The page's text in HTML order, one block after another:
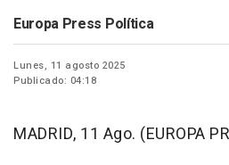
Europa Press Política
Lunes, 11 agosto 2025
Publicado: 04:18
MADRID, 11 Ago. (EUROPA